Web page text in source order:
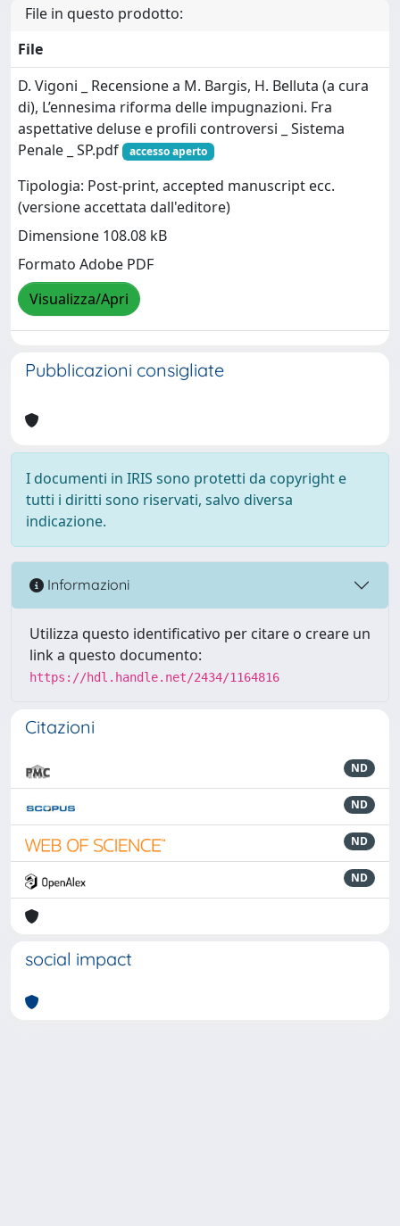
File in questo prodotto:
File
D. Vigoni _ Recensione a M. Bargis, H. Belluta (a cura
di), L’ennesima riforma delle impugnazioni. Fra
aspettative deluse e profili controversi _ Sistema
Penale _ SP.pdf
accesso aperto
Tipologia: Post-print, accepted manuscript ecc.
(versione accettata dall'editore)
Dimensione 108.08 kB
Formato Adobe PDF
Visualizza/Apri
Pubblicazioni consigliate
I documenti in IRIS sono protetti da copyright e
tutti i diritti sono riservati, salvo diversa
indicazione.
Informazioni
Utilizza questo identificativo per citare o creare un
link a questo documento:
https://hdl.handle.net/2434/1164816
Citazioni
ND
ND
ND
ND
social impact